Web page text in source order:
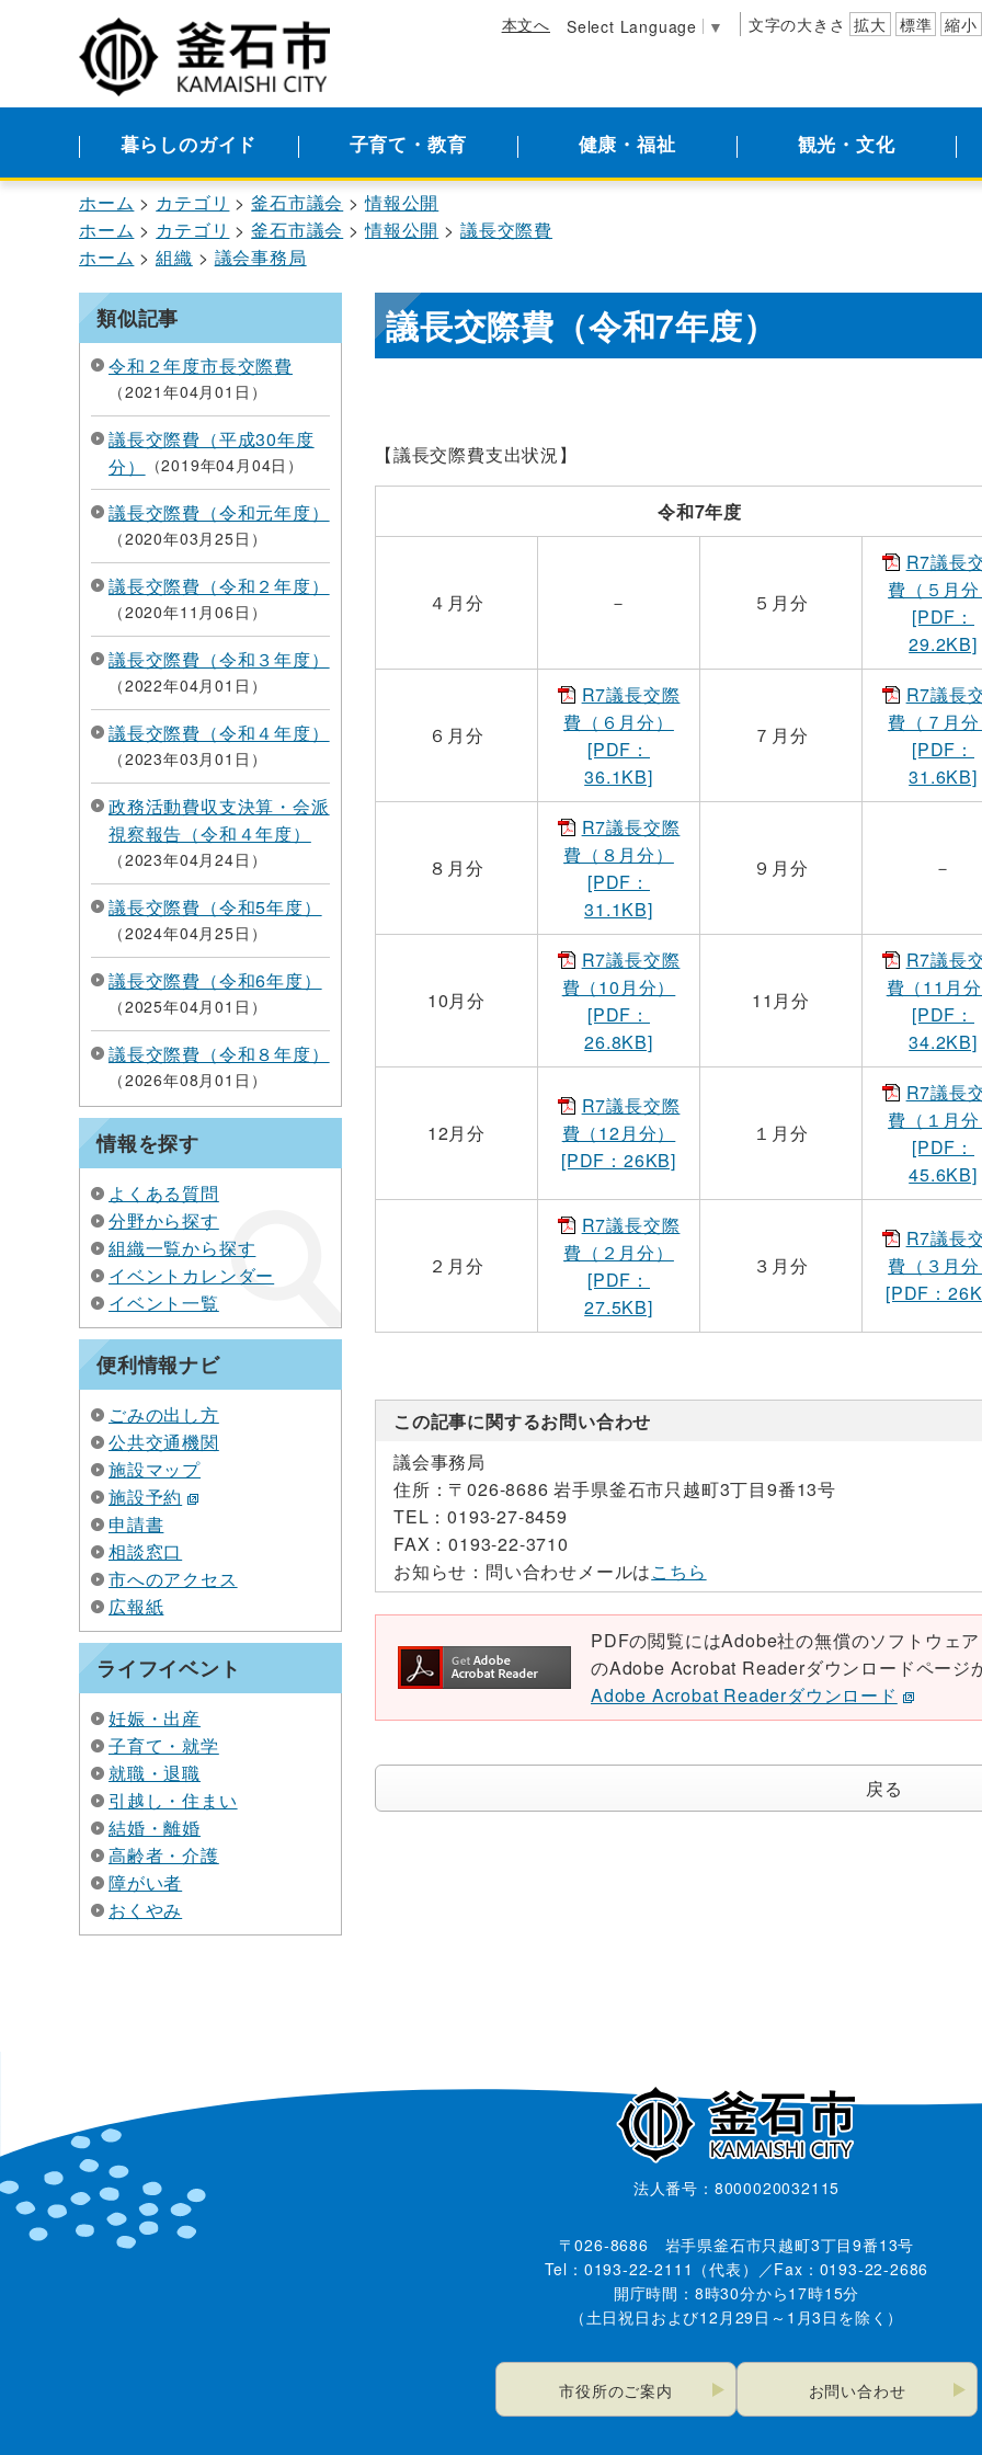
本文へ Select Language ▼ 文字の大きさ 拡大 標準 縮小
暮らしのガイド 子育て・教育 健康・福祉 観光・文化
ホーム カテゴリ 釜石市議会
情報公開
ホーム
カテゴリ 釜石市議会 情報公開
議長交際費
ホーム
組織 議会事務局
類似記事
令和２年度市長交際費
2021年04月01日
議長交際費（平成30年度
分）
2019年04月04日
議長交際費（令和元年度）
2020年03月25日
議長交際費（令和２年度）
2020年11月06日
議長交際費（令和３年度）
2022年04月01日
議長交際費（令和４年度）
2023年03月01日
政務活動費収支決算・会派
視察報告（令和４年度）
2023年04月24日
議長交際費（令和5年度）
2024年04月25日
議長交際費（令和6年度）
2025年04月01日
議長交際費（令和８年度）
2026年08月01日
情報を探す
よくある質問
分野から探す
組織一覧から探す
イベントカレンダー
イベント一覧
便利情報ナビ
ごみの出し方
公共交通機関
施設マップ
施設予約
申請書
相談窓口
市へのアクセス
広報紙
ライフイベント
妊娠・出産
子育て・就学
就職・退職
引越し・住まい
結婚・離婚
高齢者・介護
障がい者
おくやみ
議長交際費（令和7年度）
【議長交際費支出状況】
令和7年度
４月分 － ５月分
R7議長
費（５月分
[PDF：
29.2KB]
６月分
R7議長交際
費（６月分）
[PDF：
36.1KB]
７月分
R7議長
費（７月分
[PDF：
31.6KB]
８月分
R7議長交際
費（８月分）
[PDF：
31.1KB]
９月分 －
10月分
R7議長交際
費（10月分）
[PDF：
26.8KB]
11月分
R7議長
費（11月分
[PDF：
34.2KB]
12月分
R7議長交際
費（12月分）
[PDF：26KB]
１月分
R7議長
費（１月分
[PDF：
45.6KB]
２月分
R7議長交際
費（２月分）
[PDF：
27.5KB]
３月分
R7議長
費（３月分
[PDF：
この記事に関するお問い合わせ
議会事務局
住所： 〒026-8686 岩手県釜石市只越町3丁目9番13号
TEL：0193-27-8459
FAX：0193-22-3710
お知らせ： 問い合わせメールはこちら
PDFの閲覧にはAdobe社の無償のソフトウェ
のAdobe Acrobat Readerダウンロードページ
Adobe Acrobat Readerダウンロード
戻る
法人番号：8000020032115
〒026-8686 岩手県釜石市只越町3丁目9番13号
Tel：0193-22-2111（代表）／Fax：0193-22-2686
開庁時間：8時30分から17時15分
（土日祝日および12月29日～1月3日を除く）
市役所のご案内 お問い合わせ